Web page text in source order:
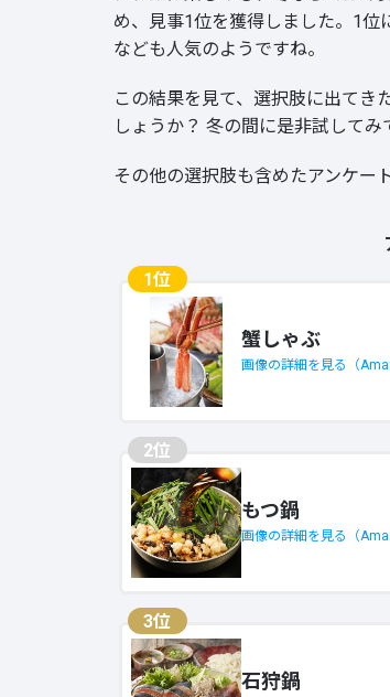
め、見事1位を獲得しました。1位
なども人気のようですね。
この結果を見て、選択肢に出てき
しょうか？ 冬の間に是非試してみ
その他の選択肢も含めたアンケー
1位
蟹しゃぶ
画像の詳細を見る（
2位
もつ鍋
画像の詳細を見る（
3位
石狩鍋